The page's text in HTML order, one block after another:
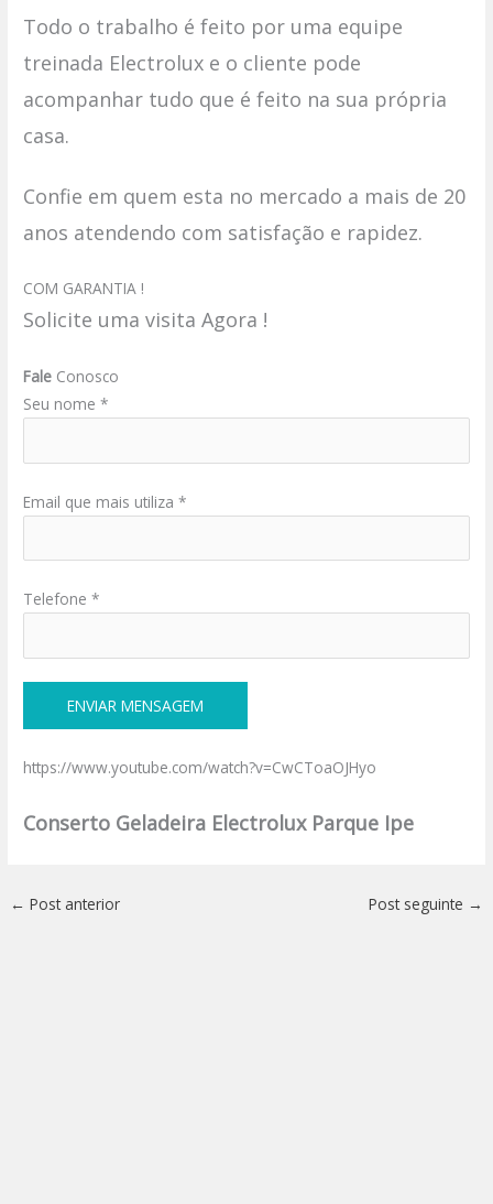
Todo o trabalho é feito por uma equipe
treinada Electrolux e o cliente pode
acompanhar tudo que é feito na sua própria
casa.
Confie em quem esta no mercado a mais de 20
anos atendendo com satisfação e rapidez.
COM GARANTIA !
Solicite uma visita Agora !
Fale Conosco
Seu nome *
Email que mais utiliza *
Telefone *
https://www.youtube.com/watch?v=CwCToaOJHyo
Conserto Geladeira Electrolux Parque Ipe
← Post anterior Post seguinte →